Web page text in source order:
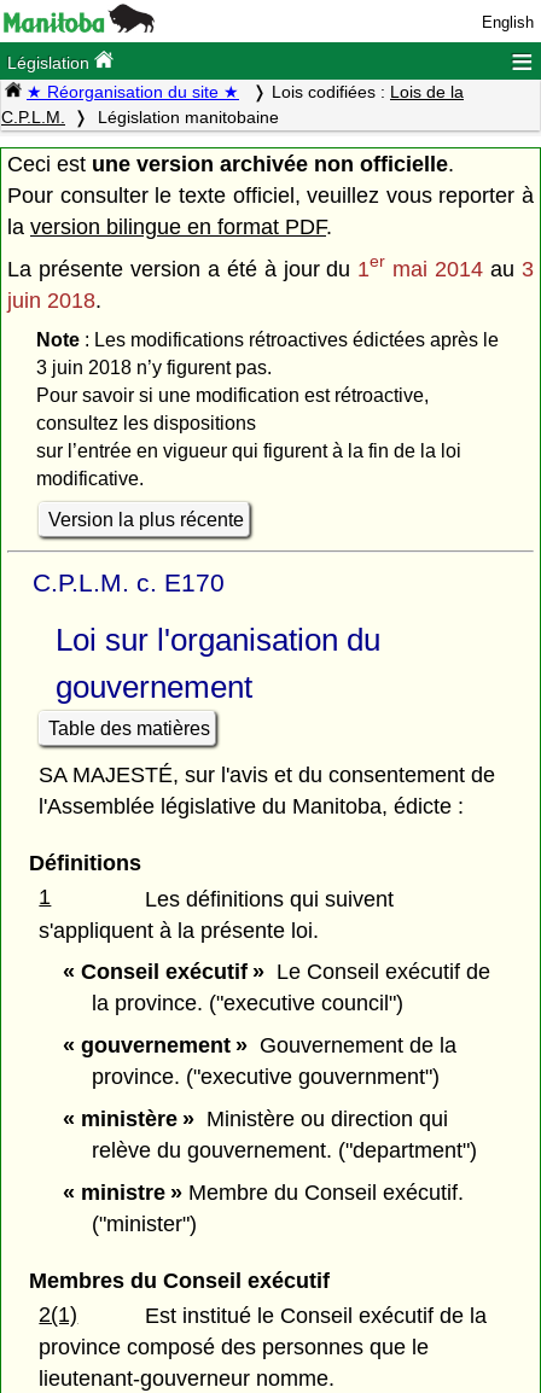
English
Législation ≡
★ Réorganisation du site ★ Lois codifiées : Lois de la
C.P.L.M.
Législation manitobaine
Ceci est une version archivée non officielle.
Pour consulter le texte officiel, veuillez vous reporter à
la version bilingue en format PDF.
La présente version a été à jour du 1er mai 2014 au 3
juin 2018.
Note: Les modifications rétroactives édictées après le
3 juin 2018 n’y figurent pas.
Pour savoir si une modification est rétroactive,
consultez les dispositions
sur l’entrée en vigueur qui figurent à la fin de la loi
modificative.
Version la plus récente
C.P.L.M. c. E170
Loi sur l'organisation du
gouvernement
Table des matières
SA MAJESTÉ, sur l'avis et du consentement de
l'Assemblée législative du Manitoba, édicte :
Définitions
1
Les définitions qui suivent
s'appliquent à la présente loi.
« Conseil exécutif »Le Conseil exécutif de
la province. ("executive council")
« gouvernement »Gouvernement de la
province. ("executive gouvernment")
« ministère »Ministère ou direction qui
relève du gouvernement. ("department")
« ministre »Membre du Conseil exécutif.
("minister")
Membres du Conseil exécutif
2(1)
Est institué le Conseil exécutif de la
province composé des personnes que le
lieutenant-gouverneur nomme.